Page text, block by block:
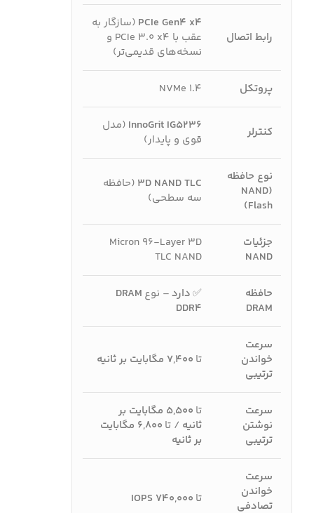
رابط اتصال
PCIe Gen4 x4 (سازگار به
عقب با PCIe 3.0 x4 و
نسخه‌های قدیمی‌تر)
پروتکل NVMe 1.4
کنترلر InnoGrit IG5236 (مدل
قوی و پایدار)
نوع حافظه
(NAND
Flash)
3D NAND TLC (حافظه
سه سطحی)
جزئیات
NAND
Micron 96-Layer 3D
TLC NAND
حافظه
DRAM
✅دارد– نوع DRAM
DDR4
سرعت
خواندن
ترتیبی
تا ۷,۴۰۰ مگابایت بر ثانیه
سرعت
نوشتن
ترتیبی
تا
۵,۵۰۰ مگابایت بر
ثانیه / تا
۶,۸۰۰ مگابایت
بر ثانیه
سرعت
خواندن
تصادفی
تا ۷۴۰,۰۰۰ IOPS